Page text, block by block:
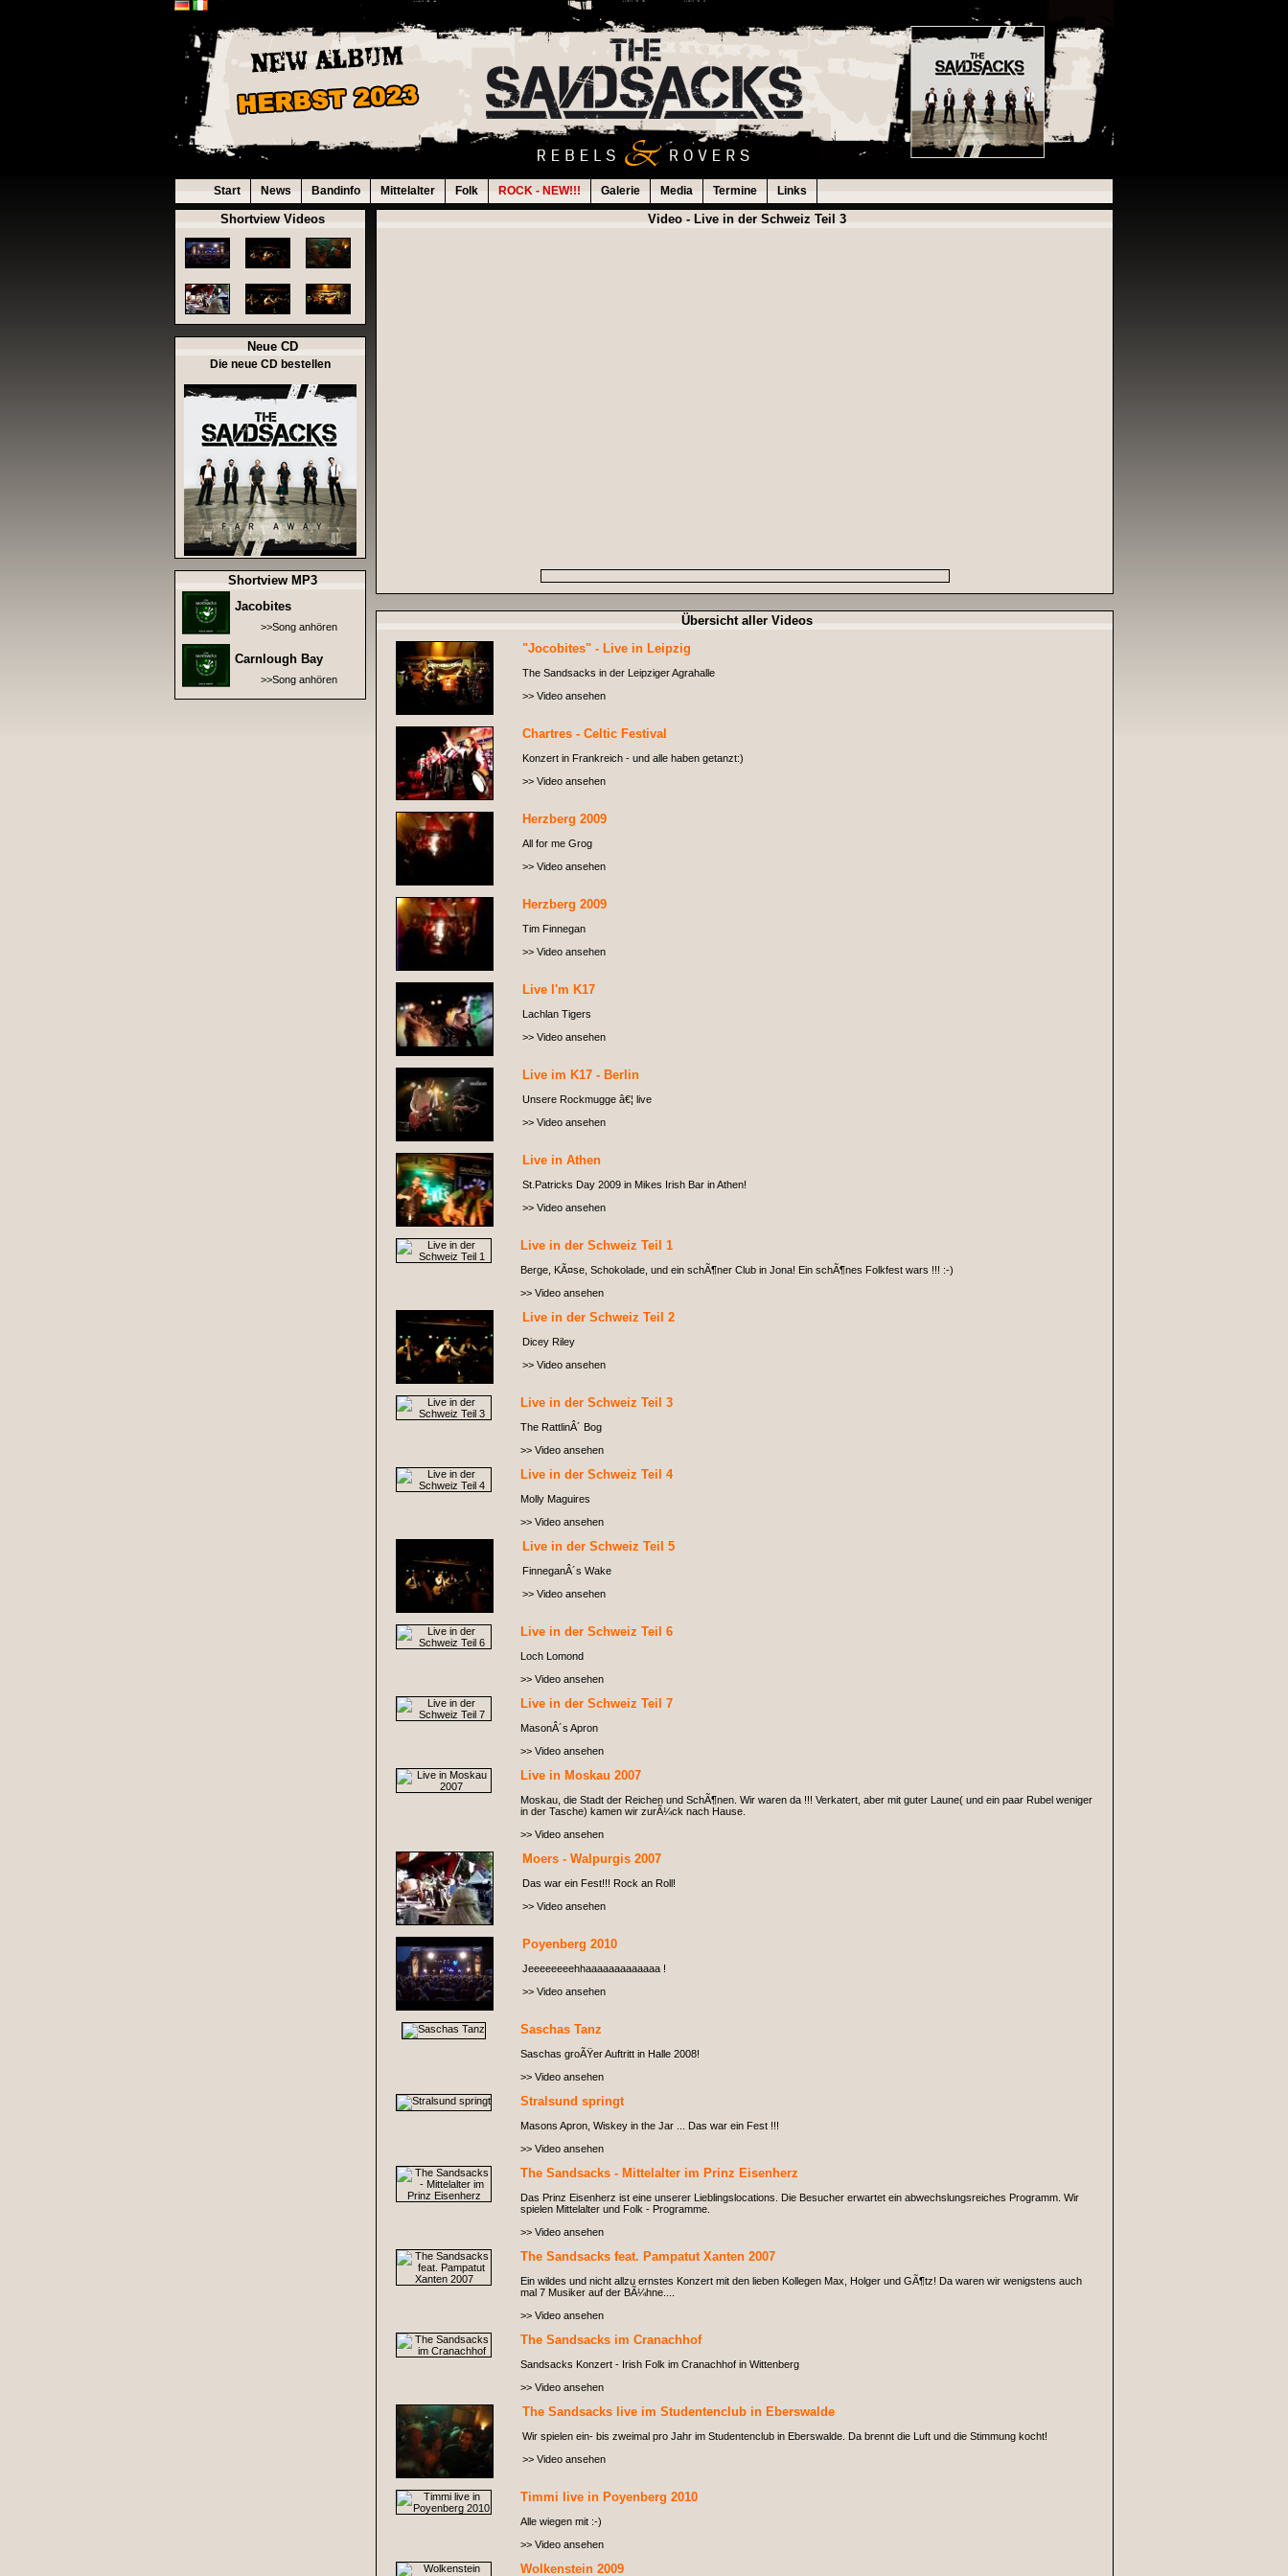
Start News Bandinfo Mittelalter Folk ROCK - NEW!!! Galerie Media Termine Links
Shortview Videos
Neue CD
Die neue CD bestellen
Shortview MP3
Jacobites
>>Song anhören
Carnlough Bay
>>Song anhören
Video - Live in der Schweiz Teil 3
Übersicht aller Videos
"Jocobites" - Live in Leipzig
The Sandsacks in der Leipziger Agrahalle
>> Video ansehen
Chartres - Celtic Festival
Konzert in Frankreich - und alle haben getanzt:)
>> Video ansehen
Herzberg 2009
All for me Grog
>> Video ansehen
Herzberg 2009
Tim Finnegan
>> Video ansehen
Live I'm K17
Lachlan Tigers
>> Video ansehen
Live im K17 - Berlin
Unsere Rockmugge â€¦ live
>> Video ansehen
Live in Athen
St.Patricks Day 2009 in Mikes Irish Bar in Athen!
>> Video ansehen
Live in der Schweiz Teil 1
Berge, KÃ¤se, Schokolade, und ein schÃ¶ner Club in Jona! Ein schÃ¶nes Folkfest wars !!! :-)
>> Video ansehen
Live in der Schweiz Teil 2
Dicey Riley
>> Video ansehen
Live in der Schweiz Teil 3
The RattlinÂ´ Bog
>> Video ansehen
Live in der Schweiz Teil 4
Molly Maguires
>> Video ansehen
Live in der Schweiz Teil 5
FinneganÂ´s Wake
>> Video ansehen
Live in der Schweiz Teil 6
Loch Lomond
>> Video ansehen
Live in der Schweiz Teil 7
MasonÂ´s Apron
>> Video ansehen
Live in Moskau 2007
Moskau, die Stadt der Reichen und SchÃ¶nen. Wir waren da !!! Verkatert, aber mit guter Laune( und ein paar Rubel weniger
in der Tasche) kamen wir zurÃ¼ck nach Hause.
>> Video ansehen
Moers - Walpurgis 2007
Das war ein Fest!!! Rock an Roll!
>> Video ansehen
Poyenberg 2010
Jeeeeeeeehhaaaaaaaaaaaaa !
>> Video ansehen
Saschas Tanz
Saschas groÃŸer Auftritt in Halle 2008!
>> Video ansehen
Stralsund springt
Masons Apron, Wiskey in the Jar ... Das war ein Fest !!!
>> Video ansehen
The Sandsacks - Mittelalter im Prinz Eisenherz
Das Prinz Eisenherz ist eine unserer Lieblingslocations. Die Besucher erwartet ein abwechslungsreiches Programm. Wir
spielen Mittelalter und Folk - Programme.
>> Video ansehen
The Sandsacks feat. Pampatut Xanten 2007
Ein wildes und nicht allzu ernstes Konzert mit den lieben Kollegen Max, Holger und GÃ¶tz! Da waren wir wenigstens auch
mal 7 Musiker auf der BÃ¼hne....
>> Video ansehen
The Sandsacks im Cranachhof
Sandsacks Konzert - Irish Folk im Cranachhof in Wittenberg
>> Video ansehen
The Sandsacks live im Studentenclub in Eberswalde
Wir spielen ein- bis zweimal pro Jahr im Studentenclub in Eberswalde. Da brennt die Luft und die Stimmung kocht!
>> Video ansehen
Timmi live in Poyenberg 2010
Alle wiegen mit :-)
>> Video ansehen
Wolkenstein 2009